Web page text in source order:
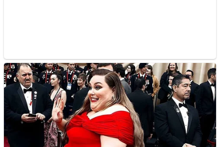
domeniu adzeige.ro
Vând sticlă cu vin din
1958 Murfatlar
Chardonnay